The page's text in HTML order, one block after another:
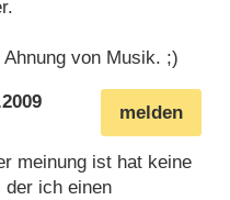
von Musik. ;)
melden
meinung ist hat keine
der ich einen